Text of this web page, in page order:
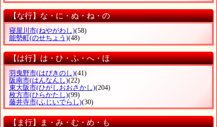
【な行】な・に・ぬ・ね・の
寝屋川市(ねやがわし)(58)
能勢町 (のせちょう)(48)
【は行】は・ひ・ふ・へ・ほ
羽曳野市(はびきのし)(41)
阪南市(はんなんし)(22)
東大阪市(ひがしおおさかし)(204)
枚方市(ひらかたし)(99)
藤井寺市(ふじいでらし)(30)
【ま行】ま・み・む・め・も